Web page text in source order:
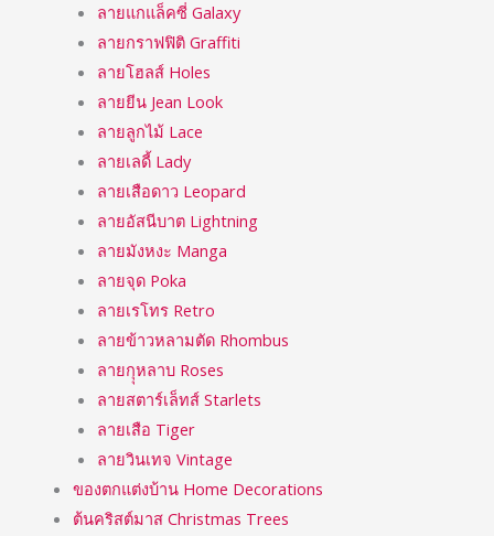
ลายแกแล็คซี่ Galaxy
ลายกราฟฟิติ Graffiti
ลายโฮลส์ Holes
ลายยีน Jean Look
ลายลูกไม้ Lace
ลายเลดี้ Lady
ลายเสือดาว Leopard
ลายอัสนีบาต Lightning
ลายมังหงะ Manga
ลายจุด Poka
ลายเรโทร Retro
ลายข้าวหลามตัด Rhombus
ลายกุุหลาบ Roses
ลายสตาร์เล็ทส์ Starlets
ลายเสือ Tiger
ลายวินเทจ Vintage
ของตกแต่งบ้าน Home Decorations
ต้นคริสต์มาส Christmas Trees